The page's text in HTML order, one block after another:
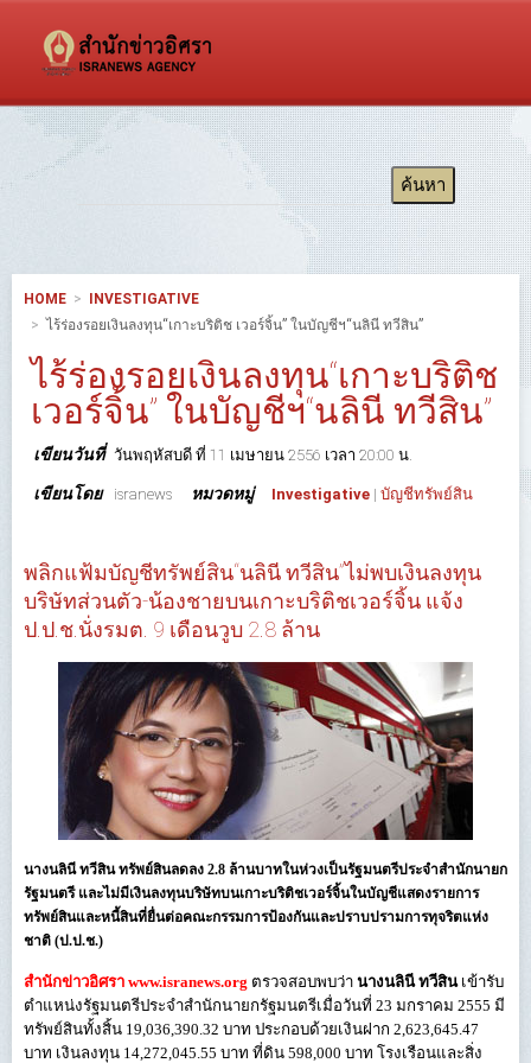
HOME
INVESTIGATIVE
ไร้ร่องรอยเงินลงทุน“เกาะบริติช เวอร์จิ้น” ในบัญชีฯ“นลินี ทวีสิน”
ไร้ร่องรอยเงินลงทุน“เกาะบริติช
เวอร์จิ้น” ในบัญชีฯ“นลินี ทวีสิน”
เขียนวันที่ วันพฤหัสบดี ที่ 11 เมษายน 2556 เวลา 20:00 น.
เขียนโดย isranews หมวดหมู่ Investigative |บัญชีทรัพย์สิน
พลิกแฟ้มบัญชีทรัพย์สิน“นลินี ทวีสิน”ไม่พบเงินลงทุน
บริษัทส่วนตัว-น้องชายบนเกาะบริติชเวอร์จิ้น แจ้ง
ป.ป.ช.นั่งรมต. 9 เดือนวูบ 2.8 ล้าน
นางนลินี ทวีสิน ทรัพย์สินลดลง 2.8 ล้านบาทในห่วงเป็นรัฐมนตรีประจำสำนักนายก
รัฐมนตรี และไม่มีเงินลงทุนบริษัทบนเกาะบริติชเวอร์จิ้นในบัญชีแสดงรายการ
ทรัพย์สินและหนี้สินที่ยื่นต่อคณะกรรมการป้องกันและปราบปรามการทุจริตแห่ง
ชาติ (ป.ป.ช.)
สำนักข่าวอิศรา www.isranews.org ตรวจสอบพบว่า นางนลินี ทวีสินเข้ารับ
ตำแหน่งรัฐมนตรีประจำสำนักนายกรัฐมนตรีเมื่อวันที่ 23 มกราคม 2555 มี
ทรัพย์สินทั้งสิ้น 19,036,390.32 บาท ประกอบด้วยเงินฝาก 2,623,645.47
บาท เงินลงทุน 14,272,045.55 บาท ที่ดิน 598,000 บาท โรงเรือนและสิ่ง